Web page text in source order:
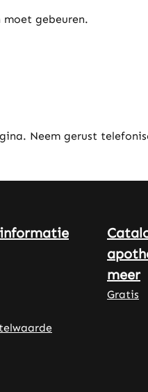
gebeuren.
Neem gerust
meer
Gratis